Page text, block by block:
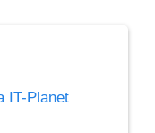
IT-Planet